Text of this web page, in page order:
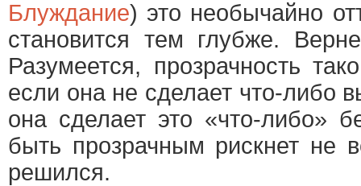
Блуждание) это необычайно
становится тем глубже.
Разумеется, прозрачность
если она не сделает что-либо
она сделает это «что-либо»
быть прозрачным рискнет не
решился.